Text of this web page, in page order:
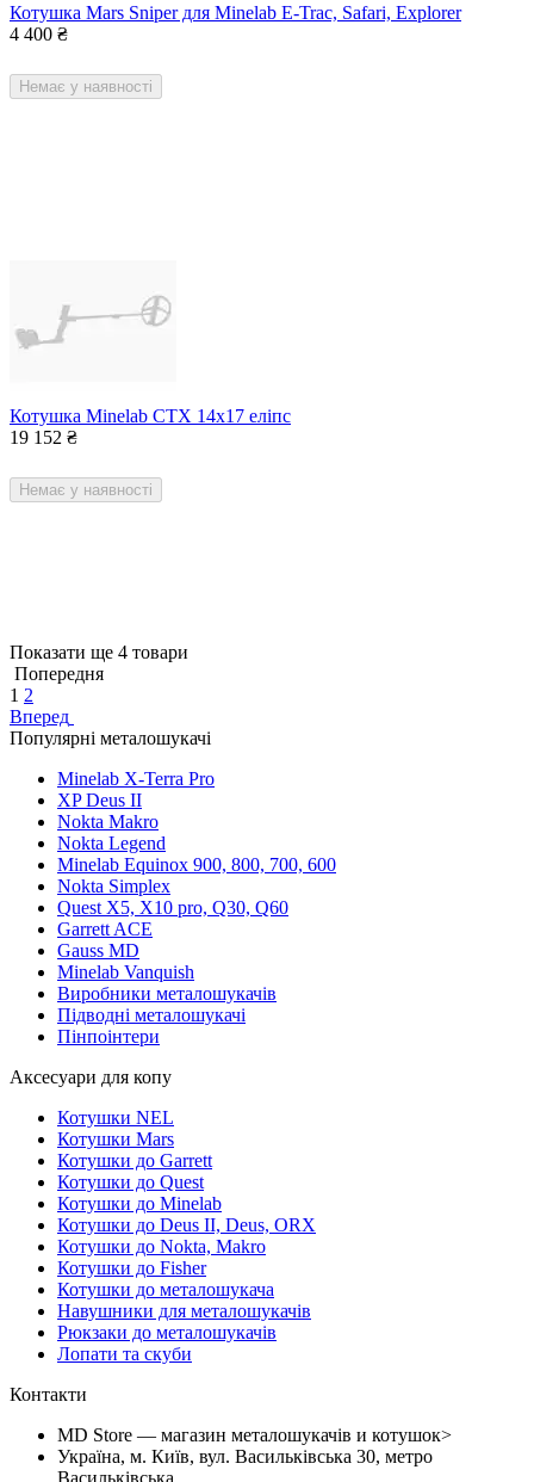
Котушка Mars Sniper для Minelab E-Trac, Safari, Explorer
4 400 ₴
Немає у наявності
Котушка Minelab CTX 14x17 еліпс
19 152 ₴
Немає у наявності
Показати ще 4 товари
Попередня
1 2
Вперед
Популярні металошукачі
Minelab X-Terra Pro
XP Deus II
Nokta Makro
Nokta Legend
Minelab Equinox 900, 800, 700, 600
Nokta Simplex
Quest X5, X10 pro, Q30, Q60
Garrett ACE
Gauss MD
Minelab Vanquish
Виробники металошукачів
Підводні металошукачі
Пінпоінтери
Аксесуари для копу
Котушки NEL
Котушки Mars
Котушки до Garrett
Котушки до Quest
Котушки до Minelab
Котушки до Deus II, Deus, ORX
Котушки до Nokta, Makro
Котушки до Fisher
Котушки до металошукача
Навушники для металошукачів
Рюкзаки до металошукачів
Лопати та скуби
Контакти
MD Store — магазин металошукачів и котушок>
Україна, м. Київ, вул. Васильківська 30, метро
Васильківська